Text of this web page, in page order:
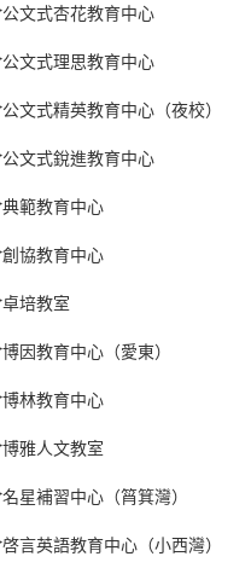
公文式杏花教育中心
公文式理思教育中心
公文式精英教育中心（夜校）
公文式銳進教育中心
典範教育中心
創協教育中心
卓培教室
博因教育中心（愛東）
博林教育中心
博雅人文教室
名星補習中心（筲箕灣）
啓言英語教育中心（小西灣）